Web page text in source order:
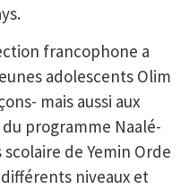
francophone a
adolescents Olim
mais aussi aux
programme Naalé-
de Yemin Orde
niveaux et